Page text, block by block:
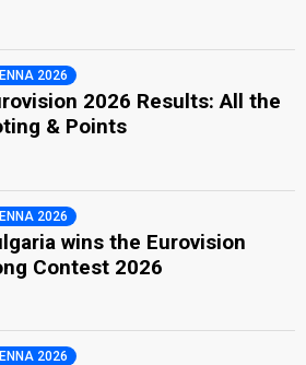
2026
2026 Results: All the
& Points
2026
wins the Eurovision
Contest 2026
2026